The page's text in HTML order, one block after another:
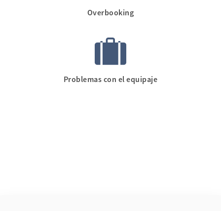
Overbooking
Problemas con el equipaje